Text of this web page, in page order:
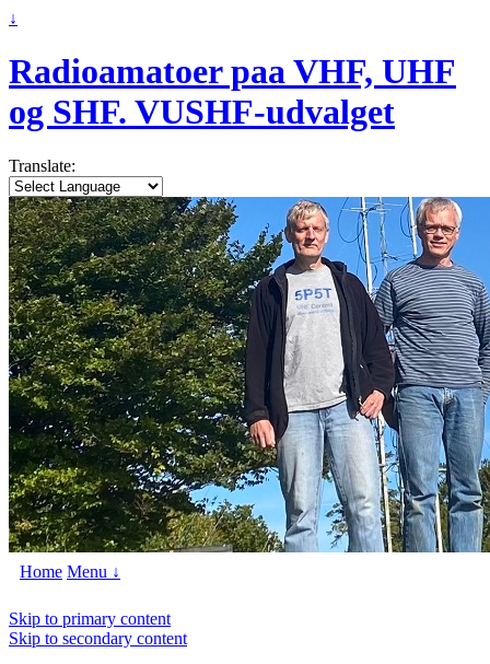
↓
Radioamatoer paa VHF, UHF
og SHF. VUSHF-udvalget
Translate:
Home Menu ↓
Skip to primary content
Skip to secondary content